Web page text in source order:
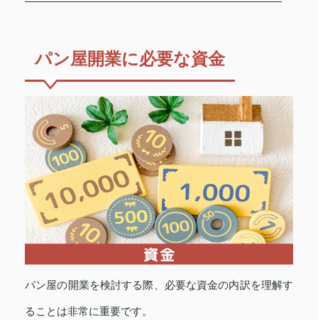
パン屋開業に必要な資金
パン屋の開業を検討する際、必要な資金の内訳を理解す
ることは非常に重要です。